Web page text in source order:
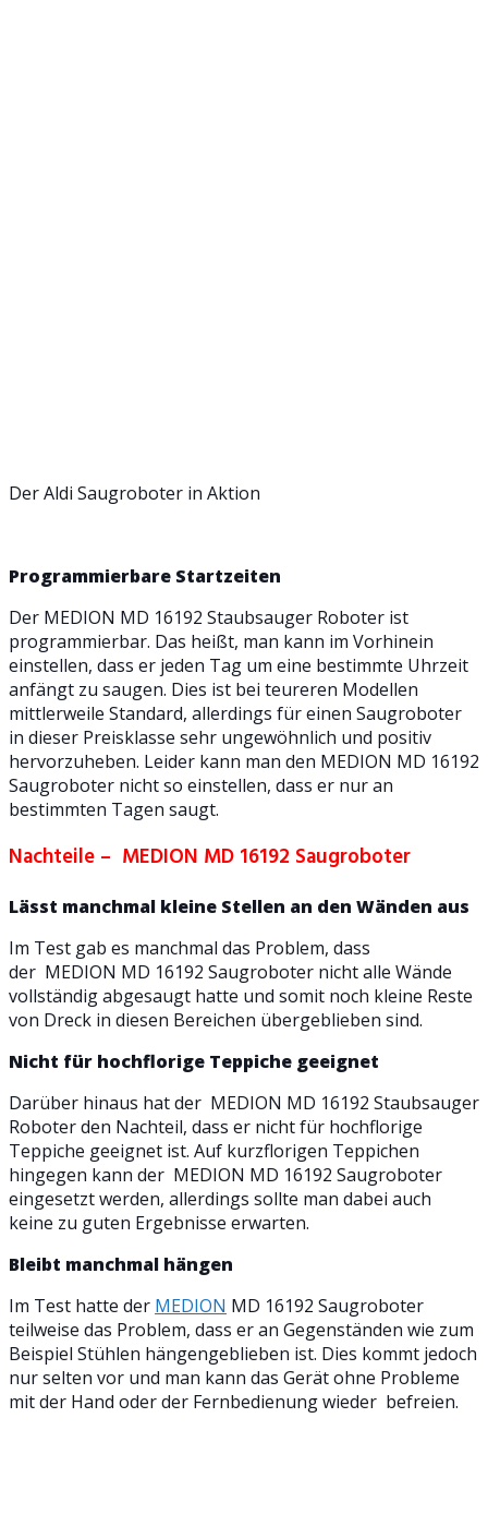
Der Aldi Saugroboter in Aktion
Programmierbare Startzeiten
Der MEDION MD 16192 Staubsauger Roboter ist
programmierbar. Das heißt, man kann im Vorhinein
einstellen, dass er jeden Tag um eine bestimmte Uhrzeit
anfängt zu saugen. Dies ist bei teureren Modellen
mittlerweile Standard, allerdings für einen Saugroboter
in dieser Preisklasse sehr ungewöhnlich und positiv
hervorzuheben. Leider kann man den MEDION MD 16192
Saugroboter nicht so einstellen, dass er nur an
bestimmten Tagen saugt.
Nachteile – MEDION MD 16192 Saugroboter
Lässt manchmal kleine Stellen an den Wänden aus
Im Test gab es manchmal das Problem, dass
der MEDION MD 16192 Saugroboter nicht alle Wände
vollständig abgesaugt hatte und somit noch kleine Reste
von Dreck in diesen Bereichen übergeblieben sind.
Nicht für hochflorige Teppiche geeignet
Darüber hinaus hat der MEDION MD 16192 Staubsauger
Roboter den Nachteil, dass er nicht für hochflorige
Teppiche geeignet ist. Auf kurzflorigen Teppichen
hingegen kann der MEDION MD 16192 Saugroboter
eingesetzt werden, allerdings sollte man dabei auch
keine zu guten Ergebnisse erwarten.
Bleibt manchmal hängen
Im Test hatte der MEDION MD 16192 Saugroboter
teilweise das Problem, dass er an Gegenständen wie zum
Beispiel Stühlen hängengeblieben ist. Dies kommt jedoch
nur selten vor und man kann das Gerät ohne Probleme
mit der Hand oder der Fernbedienung wieder befreien.